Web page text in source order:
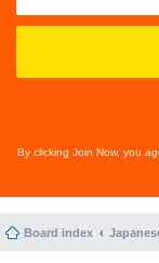
By clicking Join Now, you
Board index